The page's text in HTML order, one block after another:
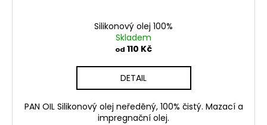
Silikonový olej 100%
Skladem
od 110 Kč
DETAIL
PAN OIL Silikonový olej neředěný, 100% čistý. Mazací a
impregnační olej.